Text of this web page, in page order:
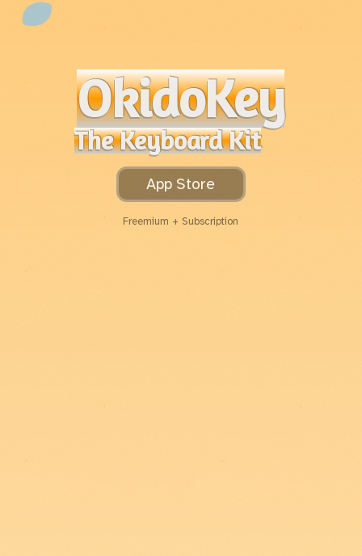
OkidoKey
The Keyboard Kit
App Store
Freemium + Subscription